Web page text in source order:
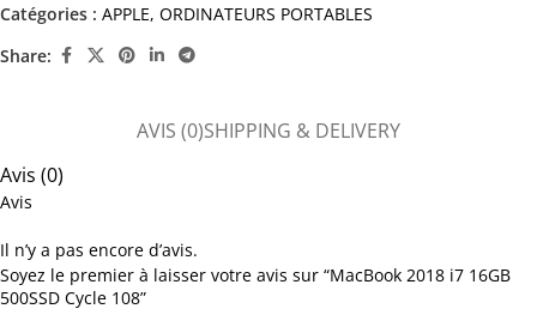
Catégories : APPLE, ORDINATEURS PORTABLES
Share:
AVIS (0)SHIPPING & DELIVERY
Avis (0)
Avis
Il n’y a pas encore d’avis.
Soyez le premier à laisser votre avis sur “MacBook 2018 i7 16GB
500SSD Cycle 108”